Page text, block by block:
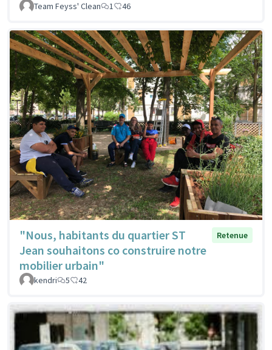
Team Feyss' Clean 1 46
"Nous, habitants du quartier ST
Jean souhaitons co construire notre
mobilier urbain"
Retenue
kendri 5 42